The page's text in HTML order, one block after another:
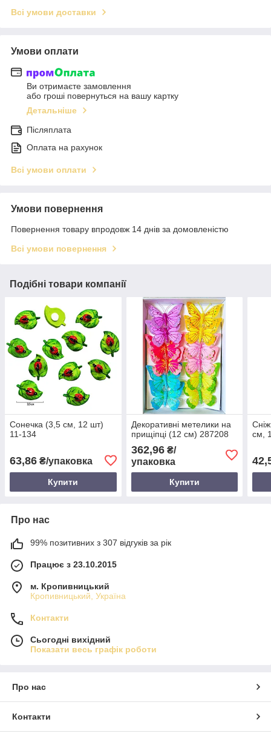
Всі умови доставки
Умови оплати
Ви отримаєте замовлення
або гроші повернуться на вашу картку
Детальніше
Післяплата
Оплата на рахунок
Всі умови оплати
Умови повернення
Повернення товару впродовж 14 днів за домовленістю
Всі умови повернення
Подібні товари компанії
Сонечка (3,5 см, 12 шт)
11-134
63,86 ₴/упаковка
Купити
Декоративні метелики на
прищіпці (12 см) 287208
362,96₴/
упаковка
Купити
см,
Про нас
99% позитивних з 307 відгуків за рік
Працює з 23.10.2015
м. Кропивницький
Кропивницький, Україна
Контакти
Сьогодні вихідний
Показати весь графік роботи
Про нас
Контакти